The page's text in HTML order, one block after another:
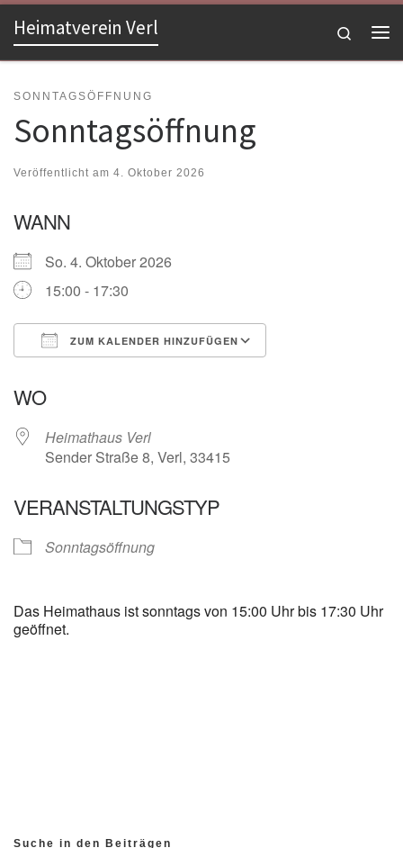
Zum Inhalt springen
Heimatverein Verl
Search
SONNTAGSÖFFNUNG
Sonntagsöffnung
Veröffentlicht am 4. Oktober 2026
WANN
So. 4. Oktober 2026
15:00 - 17:30
ZUM KALENDER HINZUFÜGEN
WO
Heimathaus Verl
Sender Straße 8, Verl, 33415
VERANSTALTUNGSTYP
Sonntagsöffnung
Das Heimathaus ist sonntags von 15:00 Uhr bis 17:30 Uhr
geöffnet.
Suche in den Beiträgen